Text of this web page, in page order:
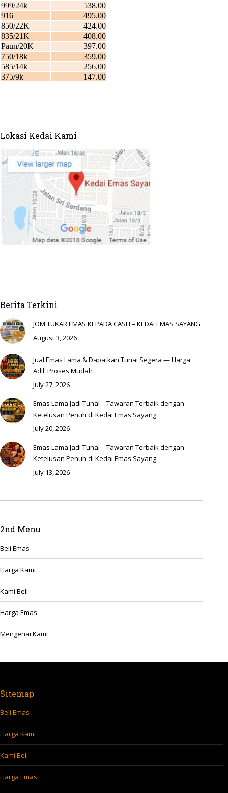
Lokasi Kedai Kami
Berita Terkini
JOM TUKAR EMAS KEPADA CASH – KEDAI EMAS SAYANG
August 3, 2026
Jual Emas Lama & Dapatkan Tunai Segera — Harga
Adil, Proses Mudah
July 27, 2026
Emas Lama Jadi Tunai – Tawaran Terbaik dengan
Ketelusan Penuh di Kedai Emas Sayang
July 20, 2026
Emas Lama Jadi Tunai – Tawaran Terbaik dengan
Ketelusan Penuh di Kedai Emas Sayang
July 13, 2026
2nd Menu
Beli Emas
Harga Kami
Kami Beli
Harga Emas
Mengenai Kami
Sitemap
Beli Emas
Harga Kami
Kami Beli
Harga Emas